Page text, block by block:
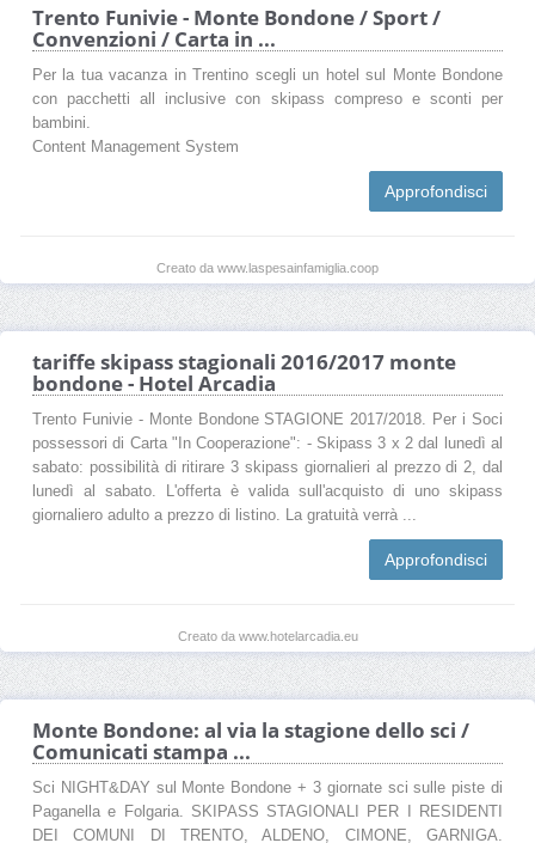
Trento Funivie - Monte Bondone / Sport /
Convenzioni / Carta in ...
Per la tua vacanza in Trentino scegli un hotel sul Monte Bondone
con pacchetti all inclusive con skipass compreso e sconti per
bambini.
Content Management System
Approfondisci
Creato da www.laspesainfamiglia.coop
tariffe skipass stagionali 2016/2017 monte
bondone - Hotel Arcadia
Trento Funivie - Monte Bondone STAGIONE 2017/2018. Per i Soci
possessori di Carta "In Cooperazione": - Skipass 3 x 2 dal lunedì al
sabato: possibilità di ritirare 3 skipass giornalieri al prezzo di 2, dal
lunedì al sabato. L'offerta è valida sull'acquisto di uno skipass
giornaliero adulto a prezzo di listino. La gratuità verrà ...
Approfondisci
Creato da www.hotelarcadia.eu
Monte Bondone: al via la stagione dello sci /
Comunicati stampa ...
Sci NIGHT&DAY sul Monte Bondone + 3 giornate sci sulle piste di
Paganella e Folgaria. SKIPASS STAGIONALI PER I RESIDENTI
DEI COMUNI DI TRENTO, ALDENO, CIMONE, GARNIGA.